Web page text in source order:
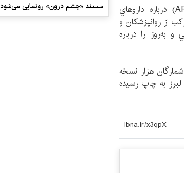
كتاب حاضر از سوي گروه كاري انجمن روانشناسي آمريكا(APA’s) درباره داروهاي
از روانپزشكان و
و به‌روز را درباره
هزار نسخه
به چاپ رسیده
مستند «چشم درون» رونمایی می‌شود